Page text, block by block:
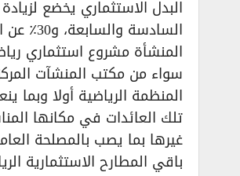
السادسة والسابعة، و30٪ عن السنة الثامنة والتاسعة، علماً بأن مدة الاستثمار تسع سنوات.
المنشأة مشروع استثماري
سواء من مكتب المنشآت
المنظمة الرياضية أولا
تلك العائدات في مكانها
غيرها بما يصب بالمصلحة
باقي المطارح الاستثمارية